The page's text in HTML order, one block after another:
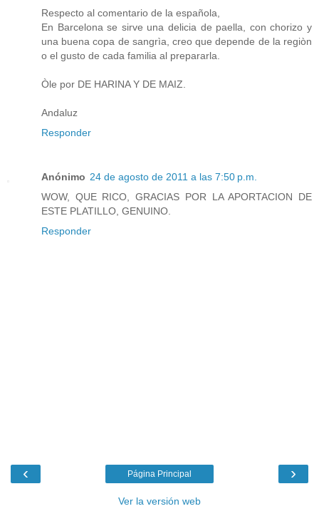
Respecto al comentario de la española,
En Barcelona se sirve una delicia de paella, con chorizo y
una buena copa de sangrìa, creo que depende de la regiòn
o el gusto de cada familia al prepararla.
Òle por DE HARINA Y DE MAIZ.
Andaluz
Responder
Anónimo 24 de agosto de 2011 a las 7:50 p.m.
WOW, QUE RICO, GRACIAS POR LA APORTACION DE
ESTE PLATILLO, GENUINO.
Responder
‹ ›
Página Principal
Ver la versión web